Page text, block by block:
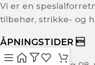
Vi er en
tilbehør, strikke- og
ÅPNINGSTIDER 